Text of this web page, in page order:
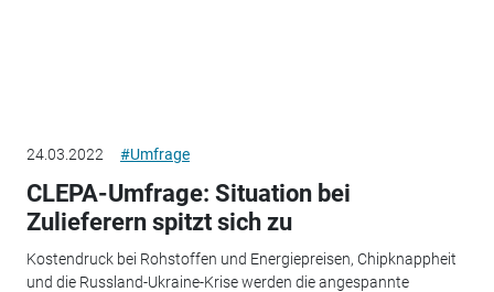
24.03.2022 #Umfrage
CLEPA-Umfrage: Situation bei
Zulieferern spitzt sich zu
Kostendruck bei Rohstoffen und Energiepreisen, Chipknappheit
und die Russland-Ukraine-Krise werden die angespannte